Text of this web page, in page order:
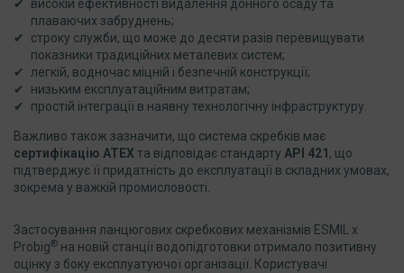
високій ефективності видалення донного осаду та
плаваючих забруднень;
строку служби, що може до десяти разів перевищувати
показники традиційних металевих систем;
легкій, водночас міцній і безпечній конструкції;
низьким експлуатаційним витратам;
простій інтеграції в наявну технологічну інфраструктуру.
Важливо також зазначити, що система скребків має
сертифікацію ATEXта відповідає стандарту API 421 , що
підтверджує її придатність до експлуатації в складних умовах,
зокрема у важкій промисловості.
Застосування ланцюгових скребкових механізмів ESMIL x
Probig® на новій станції водопідготовки отримало позитивну
оцінку з боку експлуатуючої організації. Користувачі